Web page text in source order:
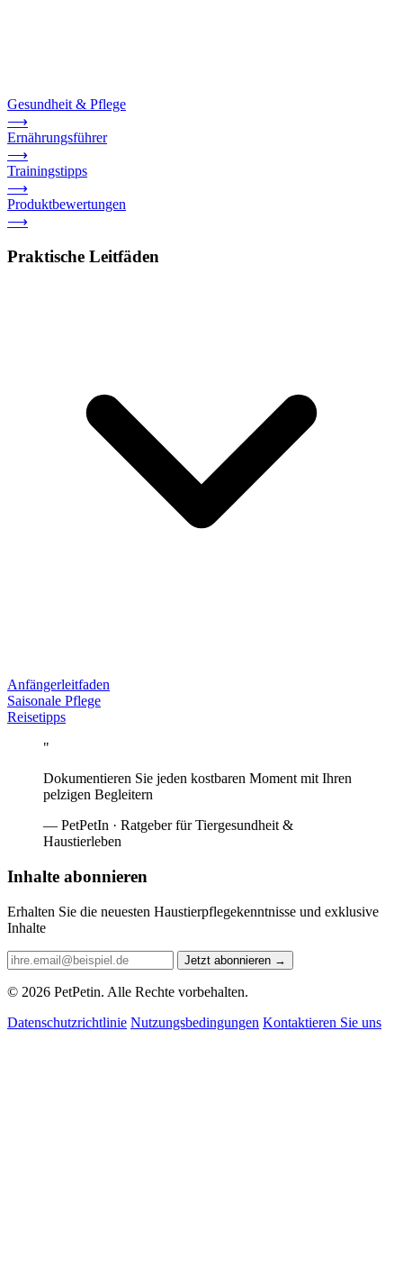
Gesundheit & Pflege
⟶
Ernährungsführer
⟶
Trainingstipps
⟶
Produktbewertungen
⟶
Praktische Leitfäden
Anfängerleitfaden
Saisonale Pflege
Reisetipps
"
Dokumentieren Sie jeden kostbaren Moment mit Ihren
pelzigen Begleitern
— PetPetIn · Ratgeber für Tiergesundheit &
Haustierleben
Inhalte abonnieren
Erhalten Sie die neuesten Haustierpflegekenntnisse und exklusive
Inhalte
Jetzt abonnieren →
© 2026 PetPetin. Alle Rechte vorbehalten.
Datenschutzrichtlinie Nutzungsbedingungen Kontaktieren Sie uns